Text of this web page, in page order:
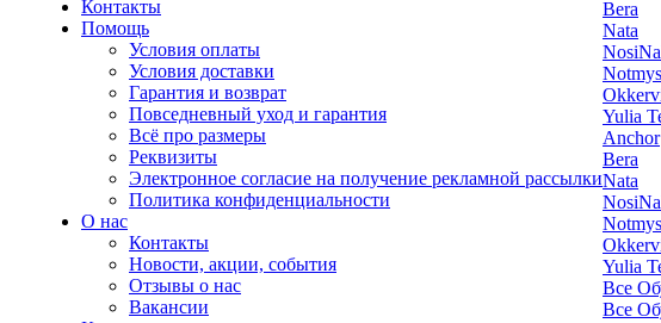
Контакты
Помощь
Условия оплаты
Условия доставки
Гарантия и возврат
Повседневный уход и гарантия
Всё про размеры
Реквизиты
Электронное согласие на получение рекламной рассылки
Политика конфиденциальности
О нас
Контакты
Новости, акции, события
Отзывы о нас
Вакансии
Bera
Nata
Yulia
Anchor
Bera
Nata
Yulia
Все
Все